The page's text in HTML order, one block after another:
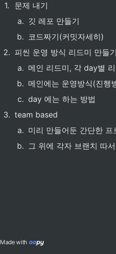
1.
문제 내기
a. 깃 레포 만들기
b. 코드짜기(커밋자세히)
2. 피씬 운영 방식 리드미 만들기
a. 메인 리드미, 각 day별
b. 메인에는 운영방식(진행
c. day 에는 하는 방법
3. team based
a. 미리 만들어둔 간단한 프
b. 그 위에 각자 브랜치 따
Made with